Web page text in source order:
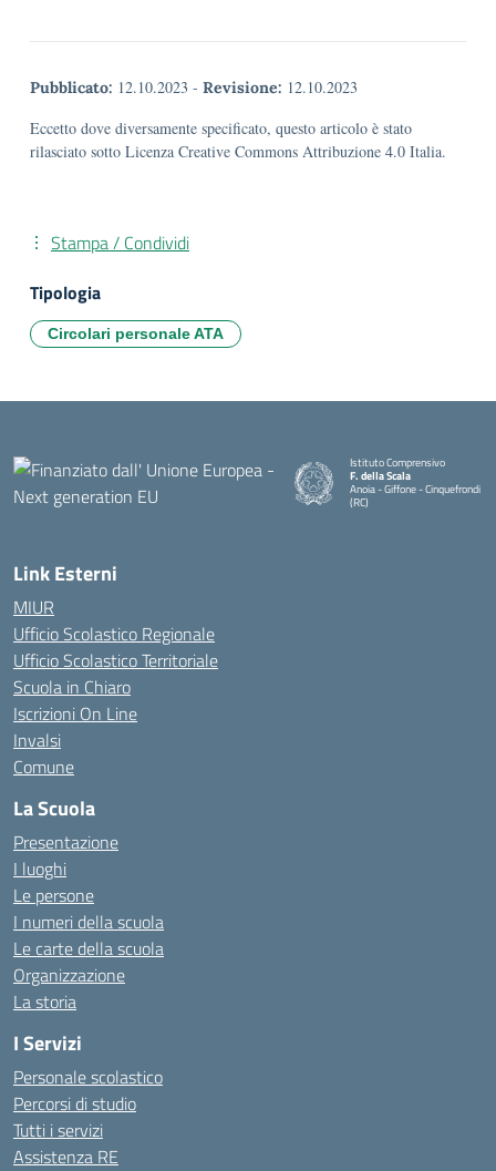
Pubblicato: 12.10.2023 - Revisione: 12.10.2023
Eccetto dove diversamente specificato, questo articolo è stato
rilasciato sotto Licenza Creative Commons Attribuzione 4.0 Italia.
Stampa / Condividi
Tipologia
Circolari personale ATA
Istituto Comprensivo
F. della Scala
Anoia - Giffone - Cinquefrondi
(RC)
Link Esterni
MIUR
Ufficio Scolastico Regionale
Ufficio Scolastico Territoriale
Scuola in Chiaro
Iscrizioni On Line
Invalsi
Comune
La Scuola
Presentazione
I luoghi
Le persone
I numeri della scuola
Le carte della scuola
Organizzazione
La storia
I Servizi
Personale scolastico
Percorsi di studio
Tutti i servizi
Assistenza RE